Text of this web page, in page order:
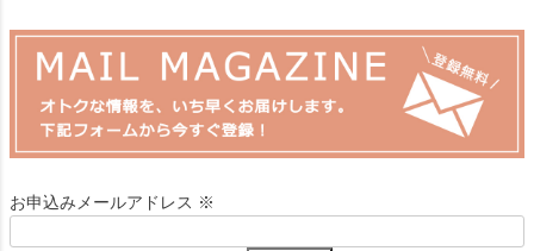
お申込みメールアドレス ※